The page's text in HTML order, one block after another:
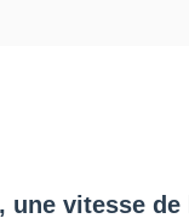
une vitesse de